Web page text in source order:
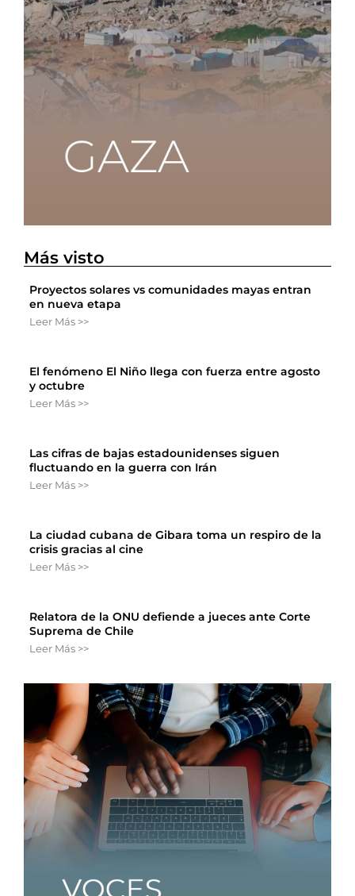
Más visto
Proyectos solares vs comunidades mayas entran
en nueva etapa
Leer Más >>
El fenómeno El Niño llega con fuerza entre agosto
y octubre
Leer Más >>
Las cifras de bajas estadounidenses siguen
fluctuando en la guerra con Irán
Leer Más >>
La ciudad cubana de Gibara toma un respiro de la
crisis gracias al cine
Leer Más >>
Relatora de la ONU defiende a jueces ante Corte
Suprema de Chile
Leer Más >>